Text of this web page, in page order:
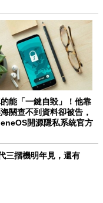
能「一鍵自毀」！他靠
關查不到資料卻被告，
開源隱私系統官方
三摺機明年見，還有